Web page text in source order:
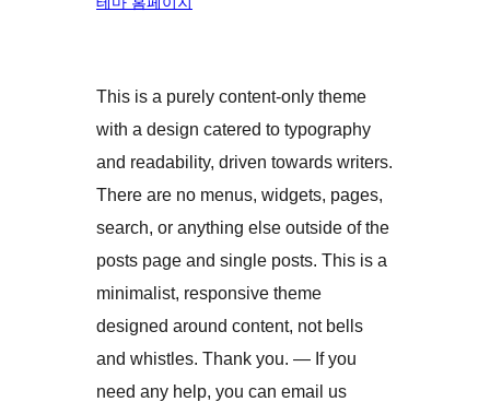
This is a purely content-only theme
with a design catered to typography
and readability, driven towards writers.
There are no menus, widgets, pages,
search, or anything else outside of the
posts page and single posts. This is a
minimalist, responsive theme
designed around content, not bells
and whistles. Thank you. — If you
need any help, you can email us